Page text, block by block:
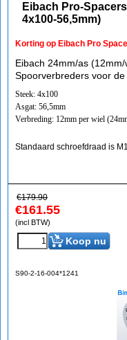
Eibach Pro-
4x100-56,5mm)
Korting op Eibach Pro
Eibach 24mm/as
Spoorverbreders voor
Steek: 4x100
Asgat: 56,5mm
Verbreding: 12mm per wiel
Standaard schroefdraad is
€179.90
€161.55
(incl BTW)
Koop nu
S90-2-16-004*1241